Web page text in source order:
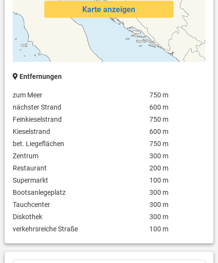
Karte anzeigen
Entfernungen
zum Meer
750 m
nächster Strand
600 m
Feinkieselstrand
750 m
Kieselstrand
600 m
bet. Liegeflächen
750 m
Zentrum
300 m
Restaurant
200 m
Supermarkt
100 m
Bootsanlegeplatz
300 m
Tauchcenter
300 m
Diskothek
300 m
verkehrsreiche Straße
100 m